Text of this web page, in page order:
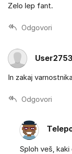
Zelo lep fant.
Odgovori
In zakaj
Odgovori
Sploh veš,